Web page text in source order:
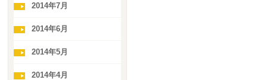
2014年7月
2014年6月
2014年5月
2014年4月